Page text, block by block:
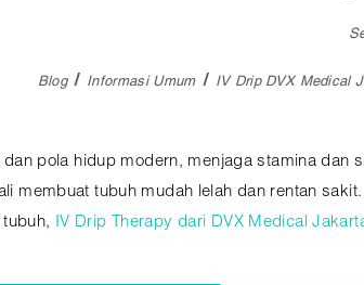
Blog Informasi Umum IV Drip DVX Medical
pola hidup modern, menjaga stamina
membuat tubuh mudah lelah dan rentan
IV Drip Therapy dari DVX Medical